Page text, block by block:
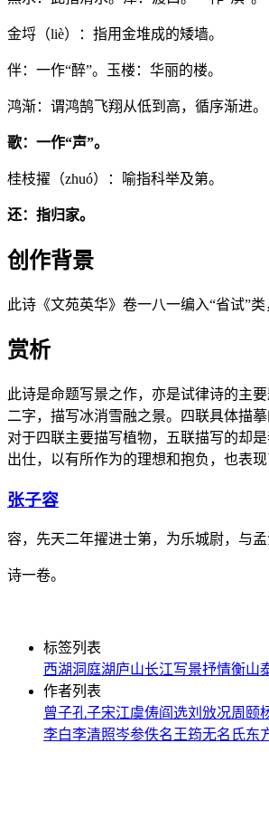
金埒（liè）：指用金堆成的矮墙。
伴：一作“醉”。玉楼：华丽的楼。
鸿渐：谓鸿鹄飞翔从低到高，循序渐进。
歌：一作“声”。
桂枝擢（zhuó）：喻指科举及第。
还：指归家。
创作背景
此诗《文苑英华》卷一八一编入“省试”
赏析
此诗是命题写景之作，亦是试律诗的主
二字，描写冰消雪融之景。四联具体描
对于四联主要描写植物，五联描写的却
出仕，以有所作为的理想和抱负，也表
张子容
容，先天二年擢进士第，为乐城尉，与孟
诗一卷。
标签列表
西湖洞庭湖庐山长江写景抒情衡山
作者列表
曾子孔子宋江虞俦阎选刘攽况周颐
李白李清照岑参佚名 王筠无名氏东